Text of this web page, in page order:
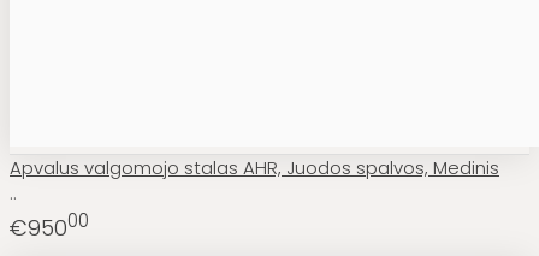
Apvalus valgomojo stalas AHR, Juodos spalvos, Medinis
..
€95000